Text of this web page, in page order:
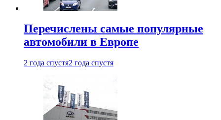
Перечислены самые популярные
автомобили в Европе
2 года спустя2 года спустя